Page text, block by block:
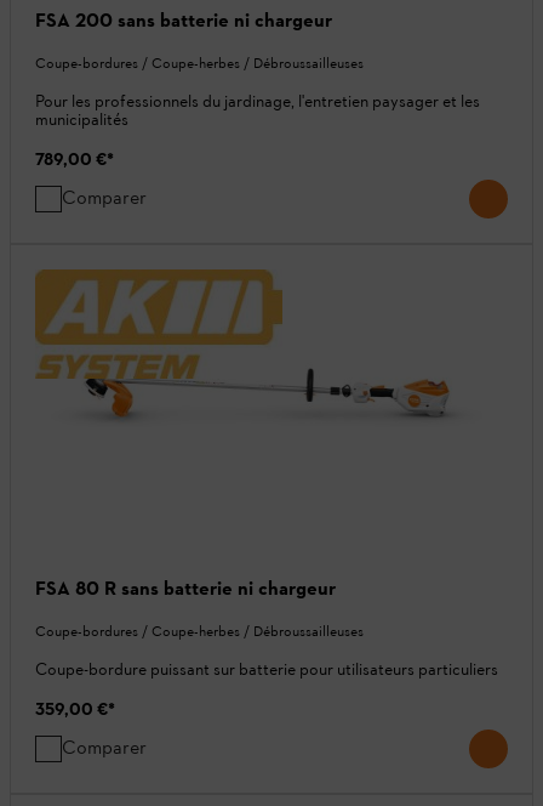
FSA 200 sans batterie ni chargeur
Coupe-bordures / Coupe-herbes / Débroussailleuses
Pour les professionnels du jardinage, l'entretien paysager et les
municipalités
789,00 €*
Comparer
FSA 80 R sans batterie ni chargeur
Coupe-bordures / Coupe-herbes / Débroussailleuses
Coupe-bordure puissant sur batterie pour utilisateurs particuliers
359,00 €*
Comparer